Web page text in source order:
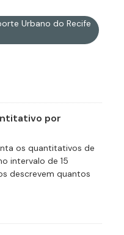
Urbano do Recife
por
os quantitativos de
intervalo de 15
descrevem quantos